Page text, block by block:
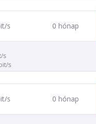
s 0 hónap
s
s
s 0 hónap